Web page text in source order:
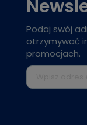
Podaj swój
otrzymywać
promocjach.